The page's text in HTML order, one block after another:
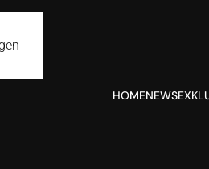
HOMENEWS